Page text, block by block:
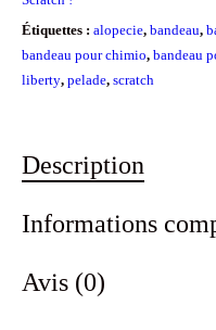
Étiquettes : alopecie, bandeau,
bandeau pour chimio, bandeau
liberty, pelade, scratch
Description
Informations
Avis (0)